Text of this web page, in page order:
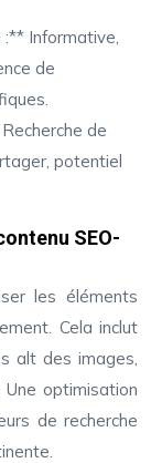
Informative,
de
de
potentiel
SEO-
les éléments
Cela inclut
alt des images,
optimisation
de recherche